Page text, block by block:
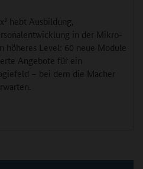
hebt Ausbildung,
in der Mikro-
höheres Level: 60 neue Module
Angebote für ein
– bei dem die Macher